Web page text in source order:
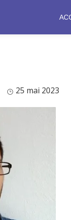
25 mai 2023